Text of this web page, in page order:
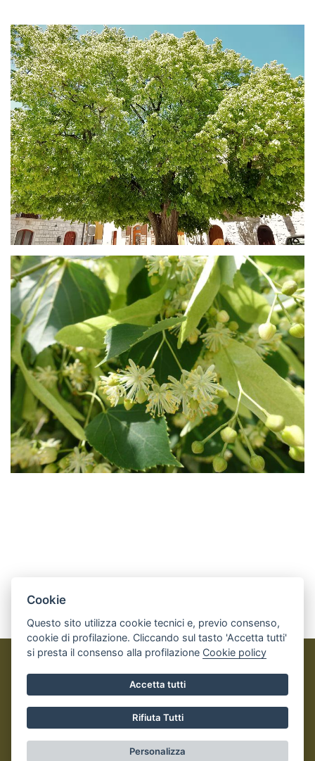
La suachioma èampia efitta. Lefoglie,
leggermente seghettate, sono ampie e
cuneiformi a base cordata appuntite
all'apice; la pagina superiore è verde scuro,
liscia con nervature; quella inferiore verde
chiaro.
I fiori dal colore bianco-giallognolo, sono
ermafroditi e presentano un calice con 5
sepali e corolla con 5 petali. I frutti
subglobosi.
Il tiglio europeo predilige posizioni di sole,
tollerando lo stesso climi torridi e inverni
rigidi perché ha ottime capacità di
adattamento.
Perosa Argentina OUTDOOR
© 2023 Comune di Perosa Argentina
- Tutti i diritti riservati
- I contenuti del sito, testi e immagini sono di proprietà del
Comune - CMS:IPERSLOWTOUR
Informativa Privacy e Cookies- Realizzato da
Cookie
Questo sito utilizza cookie tecnici e, previo consenso,
cookie di profilazione. Cliccando sul tasto 'Accetta tutti'
si presta il consenso alla profilazione Cookie policy
Accetta tutti
Rifiuta Tutti
Personalizza